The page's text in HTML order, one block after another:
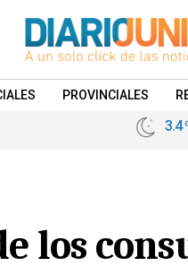
PROVINCIALES
3.4
los